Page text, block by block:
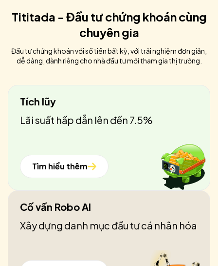
Tititada - Đầu tư chứng khoán cùng
chuyên gia
Đầu tư chứng khoán với số tiền bất kỳ, với trải nghiệm đơn giản,
dễ dàng, dành riêng cho nhà đầu tư mới tham gia thị trường.
Tích lũy
Lãi suất hấp dẫn lên đến 7.5%
Tìm hiểu thêm
Cố vấn Robo AI
Xây dựng danh mục đầu tư cá nhân hóa